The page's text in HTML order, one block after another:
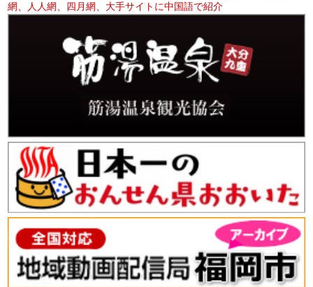
網、人人網、四月網、大手サイトに中国語で紹介